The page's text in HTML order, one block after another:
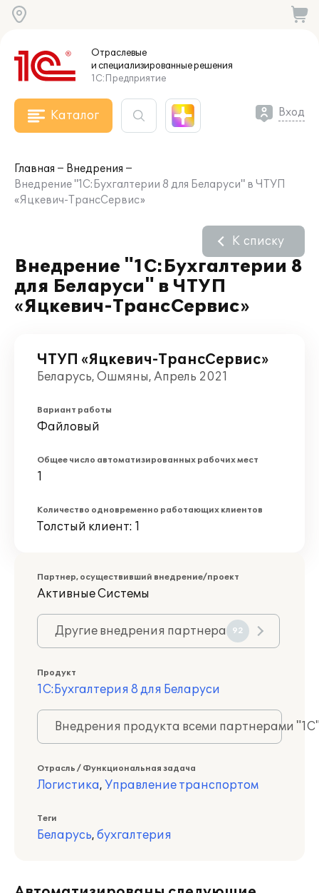
Отраслевые
и специализированныерешения
1С:Предприятие
Каталог Вход
Главная
Внедрения
Внедрение "1С:Бухгалтерии 8 для Беларуси" в ЧТУП
«Яцкевич-ТрансСервис»
Внедрение "1С:Бухгалтерии 8
для Беларуси" в ЧТУП
«Яцкевич-ТрансСервис»
К списку
ЧТУП «Яцкевич-ТрансСервис»
Беларусь, Ошмяны, Апрель 2021
Вариант работы
Файловый
Общее число автоматизированных рабочих мест
1
Количество одновременно работающих клиентов
Толстый клиент: 1
Партнер, осуществивший внедрение/проект
Активные Системы
Другие внедрения партнера 92
Продукт
1С:Бухгалтерия 8 для Беларуси
Внедрения продукта всеми партнерами
Отрасль / Функциональная задача
Логистика, Управление транспортом
Теги
Беларусь, бухгалтерия